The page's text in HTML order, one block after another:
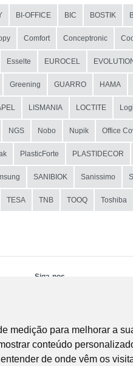
medição para melhorar a
conteúdo
de onde vêm os
BI-OFFICE BIC BOSTIK
Comfort Conceptronic
Esselte EUROCEL
Greening GUARRO HAMA
LISMANIA LOCTITE
NGS Nobo Nupik Office
PlasticForte PLASTIDECOR
SANIBIOK Sanissimo
TESA TNB TOOQ Toshiba
Siga-nos